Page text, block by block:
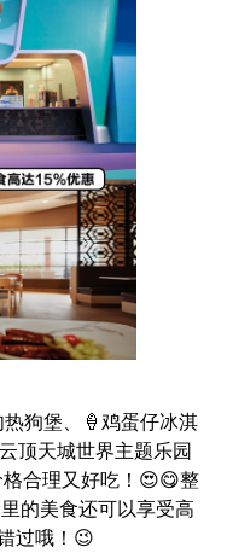
狗堡、🍦鸡蛋仔冰淇
顶天城世界主题乐园
合理又好吃！😍😋整
的美食还可以享受高
过哦！😉